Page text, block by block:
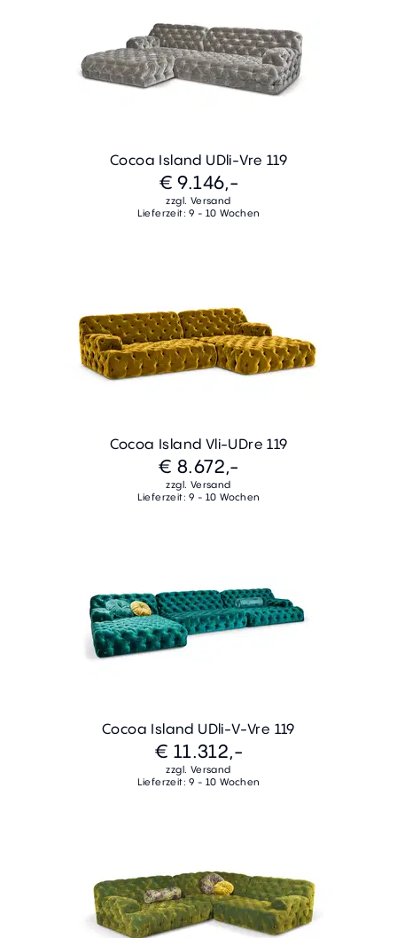
Cocoa Island UDli-Vre 119
€ 9.146,-
zzgl. Versand
Lieferzeit: 9 - 10 Wochen
Cocoa Island Vli-UDre 119
€ 8.672,-
zzgl. Versand
Lieferzeit: 9 - 10 Wochen
Cocoa Island UDli-V-Vre 119
€ 11.312,-
zzgl. Versand
Lieferzeit: 9 - 10 Wochen